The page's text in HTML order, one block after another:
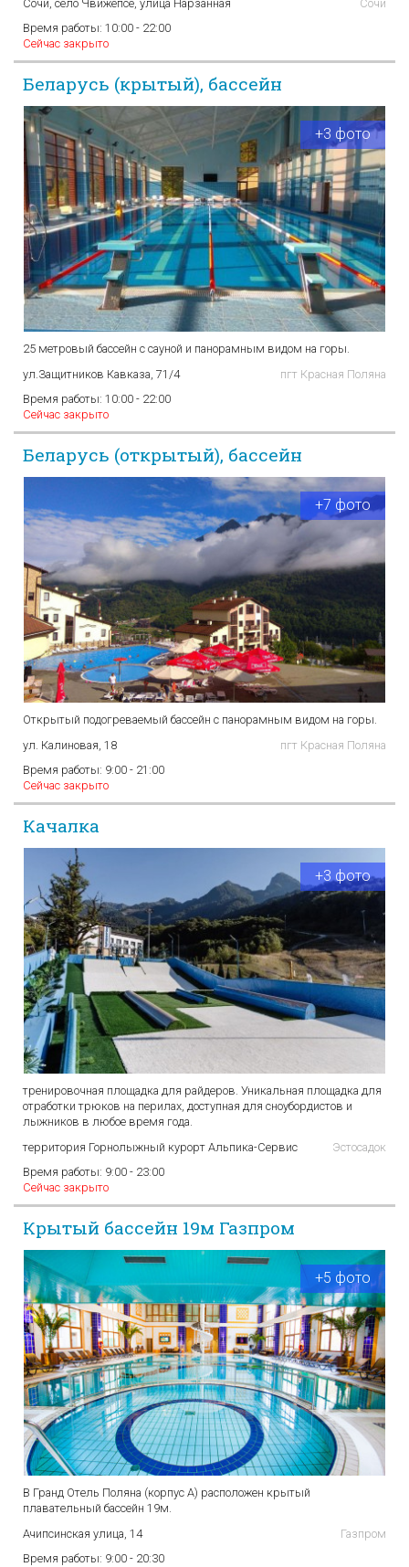
Сочи, село Чвижепсе, улица Нарзанная
Сочи
Время работы: 10:00 - 22:00
Сейчас закрыто
Беларусь (крытый), бассейн
+3 фото
25 метровый бассейн с сауной и панорамным видом на горы.
ул.Защитников Кавказа, 71/4
пгт Красная Поляна
Время работы: 10:00 - 22:00
Сейчас закрыто
Беларусь (открытый), бассейн
+7 фото
Открытый подогреваемый бассейн с панорамным видом на горы.
ул. Калиновая, 18
пгт Красная Поляна
Время работы: 9:00 - 21:00
Сейчас закрыто
Качалка
+3 фото
тренировочная площадка для райдеров. Уникальная площадка для
отработки трюков на перилах, доступная для сноубордистов и
лыжников в любое время года.
территория Горнолыжный курорт Альпика-Сервис
Эстосадок
Время работы: 9:00 - 23:00
Сейчас закрыто
Крытый бассейн 19м Газпром
+5 фото
В Гранд Отель Поляна (корпус А) расположен крытый
плавательный бассейн 19м.
Ачипсинская улица, 14
Газпром
Время работы: 9:00 - 20:30